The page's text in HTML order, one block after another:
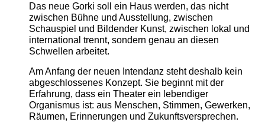
Das neue Gorki soll ein Haus werden, das nicht
zwischen Bühne und Ausstellung, zwischen
Schauspiel und Bildender Kunst, zwischen lokal und
international trennt, sondern genau an diesen
Schwellen arbeitet.
Am Anfang der neuen Intendanz steht deshalb kein
abgeschlossenes Konzept. Sie beginnt mit der
Erfahrung, dass ein Theater ein lebendiger
Organismus ist: aus Menschen, Stimmen, Gewerken,
Räumen, Erinnerungen und Zukunftsversprechen.